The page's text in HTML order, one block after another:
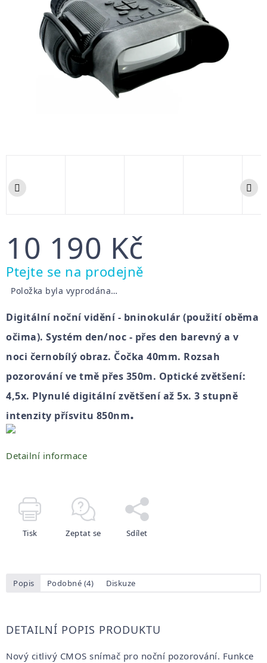
10 190 Kč
Měrná
cena:
Ptejte se na prodejně
Položka byla vyprodána…
Digitální noční vidění - bninokulár (použití oběma
očima). Systém den/noc - přes den barevný a v
noci černobílý obraz. Čočka 40mm. Rozsah
pozorování ve tmě přes 350m. Optické zvětšení:
4,5x. Plynulé digitální zvětšení až 5x. 3 stupně
intenzity přísvitu 850nm.
Detailní informace
Tisk Zeptat se Sdílet
Popis Podobné (4) Diskuze
DETAILNÍ POPIS PRODUKTU
Nový citlivý CMOS snímač pro noční pozorování. Funkce